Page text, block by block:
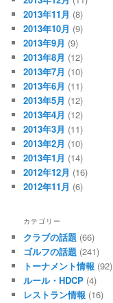
2013年11月 (8)
2013年10月 (9)
2013年9月 (9)
2013年8月 (12)
2013年7月 (10)
2013年6月 (11)
2013年5月 (12)
2013年4月 (12)
2013年3月 (11)
2013年2月 (10)
2013年1月 (14)
2012年12月 (16)
2012年11月 (6)
カテゴリー
クラブの話題 (66)
ゴルフの話題 (241)
トーナメント情報 (92)
ルール・HDCP (4)
レストラン情報 (16)